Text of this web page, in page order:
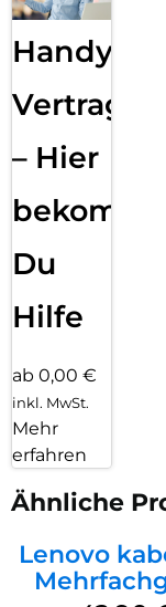
Handy
– Hier
bekommst
Du
Hilfe
ab 0,00 €
inkl. MwSt.
Mehr
erfahren
Ähnliche
Lenovo